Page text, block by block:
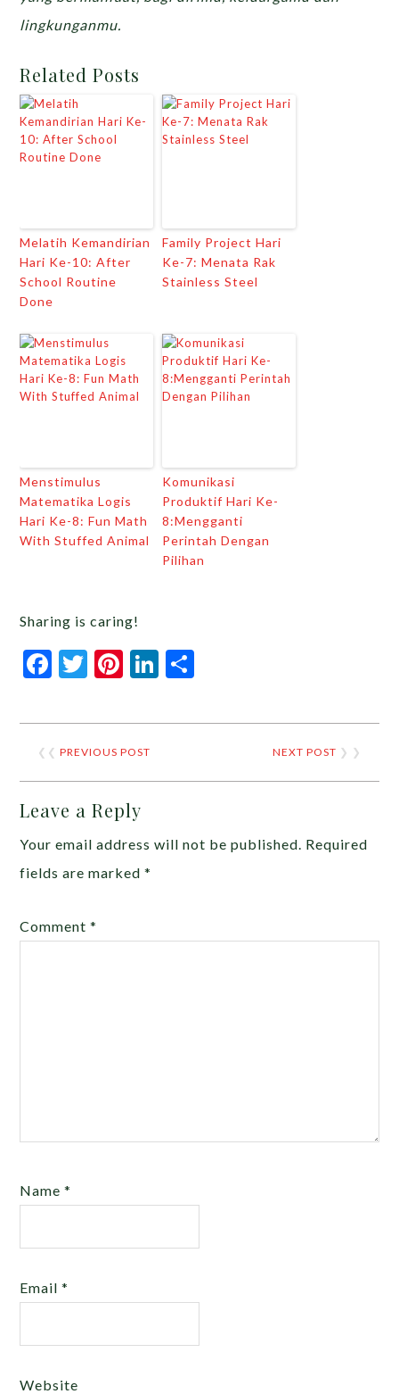
lingkunganmu.
Related Posts
Melatih Kemandirian
Hari Ke-10: After
School Routine
Done
Family Project Hari
Ke-7: Menata Rak
Stainless Steel
Menstimulus
Matematika Logis
Hari Ke-8: Fun Math
With Stuffed Animal
Komunikasi
Produktif Hari Ke-
8:Mengganti
Perintah Dengan
Pilihan
Sharing is caring!
Facebook
Twitter
Pinterest
LinkedIn
❮❮PREVIOUS POST NEXT POST ❯ ❯
Leave a Reply
Your email address will not be published. Required
fields are marked*
Comment*
Name*
Email*
Website